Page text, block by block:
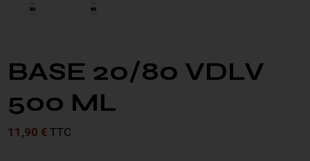
BASE 20/80 VDLV
500 ML
11,90 €TTC